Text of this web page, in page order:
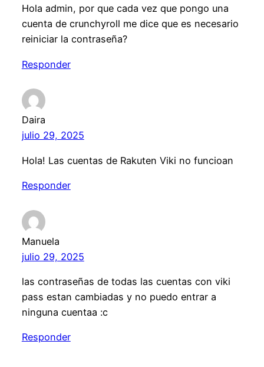
Hola admin, por que cada vez que pongo una
cuenta de crunchyroll me dice que es necesario
reiniciar la contraseña?
Responder
Daira
julio 29, 2025
Hola! Las cuentas de Rakuten Viki no funcioan
Responder
Manuela
julio 29, 2025
las contraseñas de todas las cuentas con viki
pass estan cambiadas y no puedo entrar a
ninguna cuentaa :c
Responder